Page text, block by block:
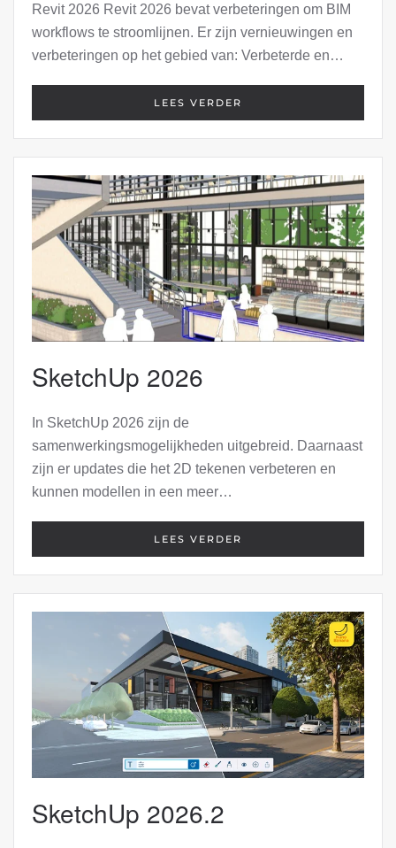
Revit 2026 Revit 2026 bevat verbeteringen om BIM
workflows te stroomlijnen. Er zijn vernieuwingen en
verbeteringen op het gebied van: Verbeterde en…
LEES VERDER
SketchUp 2026
In SketchUp 2026 zijn de
samenwerkingsmogelijkheden uitgebreid. Daarnaast
zijn er updates die het 2D tekenen verbeteren en
kunnen modellen in een meer…
LEES VERDER
SketchUp 2026.2